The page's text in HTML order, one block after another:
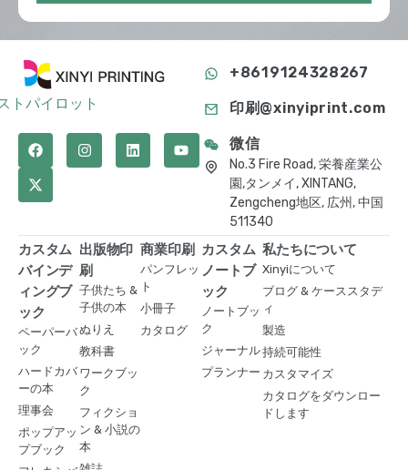
トパイロット
+8619124328267
印刷@xinyiprint.com
微信
No.3 Fire Road, 栄養産業公
園,タンメイ, XINTANG,
Zengcheng地区, 広州, 中国
511340
カスタム
バインデ
ィングブ
ック
ペーパーバ
ック
ハードカバ
ーの本
理事会
ポップアッ
プブック
出版物印
刷
子供たち &
子供の本
ぬりえ
教科書
ワークブッ
ク
フィクショ
ン & 小説の
本
商業印刷
パンフレッ
ト
小冊子
カタログ
カスタム
ノートブ
ック
ノートブッ
ク
ジャーナル
プランナー
私たちについて
Xinyiについて
ブログ & ケーススタデ
ィ
製造
持続可能性
カスタマイズ
カタログをダウンロー
ドします